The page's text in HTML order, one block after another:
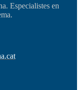
Especialistes en